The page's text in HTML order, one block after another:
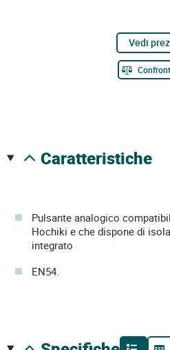
Vedi
caratteristiche
Pulsante analogico
Hochiki e che dispone di
integrato
EN54.